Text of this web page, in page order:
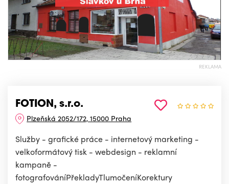
REKLAMA
FOTION, s.r.o.
Plzeňská 2052/172, 15000 Praha
Služby - grafické práce - internetový marketing -
velkoformátový tisk - webdesign - reklamní
kampaně -
fotografováníPřekladyTlumočeníKorektury